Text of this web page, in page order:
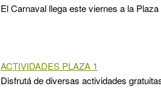
El Carnaval llega este viernes a la
ACTIVIDADES PLAZA 1
Disfrutá de diversas actividades